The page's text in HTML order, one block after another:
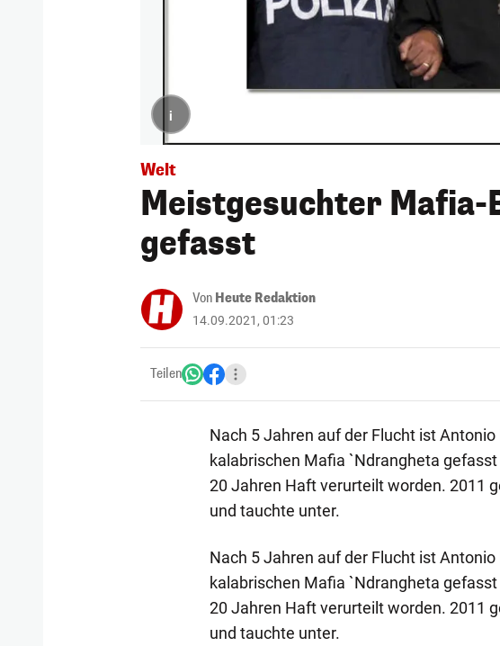
i
Welt
Meistgesuchter Mafia-
gefasst
Von Heute Redaktion
14.09.2021, 01:23
Teilen
Nach 5 Jahren auf der Flucht ist
kalabrischen Mafia `Ndrangheta
20 Jahren Haft verurteilt worden. 2011
und tauchte unter.
Nach 5 Jahren auf der Flucht ist
kalabrischen Mafia `Ndrangheta
20 Jahren Haft verurteilt worden. 2011
und tauchte unter.